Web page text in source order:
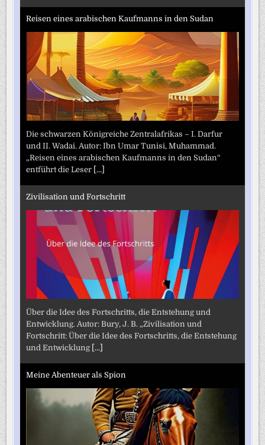
Reisen eines arabischen Kaufmanns in den Sudan
Die schwarzen Königreiche Zentralafrikas – I. Darfur
und II. Wadai. Autor: Ibn Umar Tunisi, Muhammad.
„Reisen eines arabischen Kaufmanns in den Sudan“
entführt die Leser [...]
Zivilisation und Fortschritt
Über die Idee des Fortschritts, die Entstehung und
Entwicklung. Autor: Bury, J. B. „Zivilisation und
Fortschritt: Über die Idee des Fortschritts, die Entstehung
und Entwicklung [...]
Meine Abenteuer als Spion